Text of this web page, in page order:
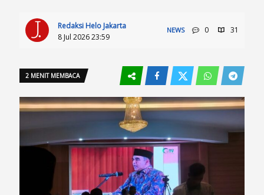
Redaksi Helo Jakarta
8 Jul 2026 23:59
NEWS 0 31
2 MENIT MEMBACA